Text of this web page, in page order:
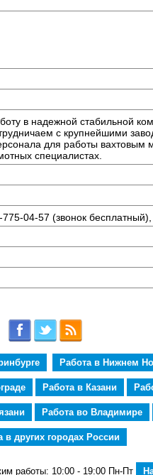
в надежной стабильной
с крупнейшими
для работы вахтовым
специалистах.
04-57 (звонок
Работа в Нижнем
Работа в Казани
Работа во Владимире
в других городах России
работы: 10:00 - 19:00 Пн-Пт